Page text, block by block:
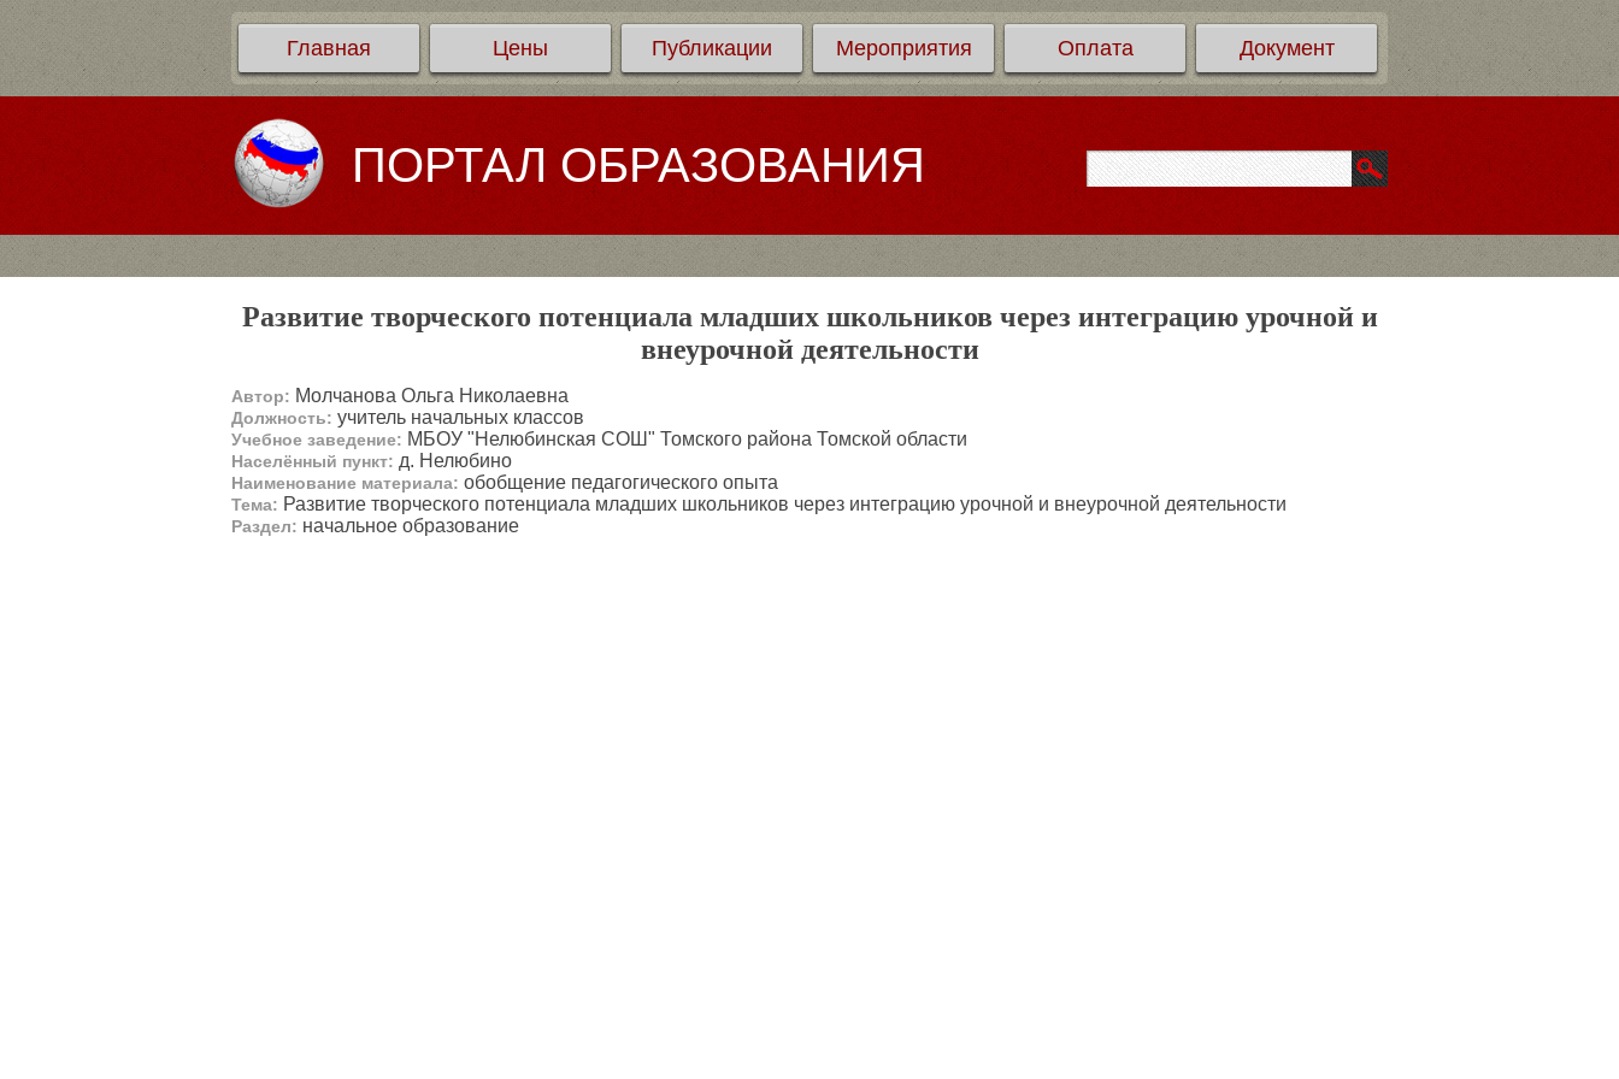
Главная Цены Публикации Мероприятия Оплата Документ
ПОРТАЛ ОБРАЗОВАНИЯ
Развитие творческого потенциала младших школьников через интеграцию урочной и
внеурочной деятельности
Автор: Молчанова Ольга Николаевна
Должность: учитель начальных классов
Учебное заведение: МБОУ "Нелюбинская СОШ" Томского района Томской области
Населённый пункт: д. Нелюбино
Наименование материала: обобщение педагогического опыта
Тема: Развитие творческого потенциала младших школьников через интеграцию урочной и внеурочной деятельности
Раздел: начальное образование